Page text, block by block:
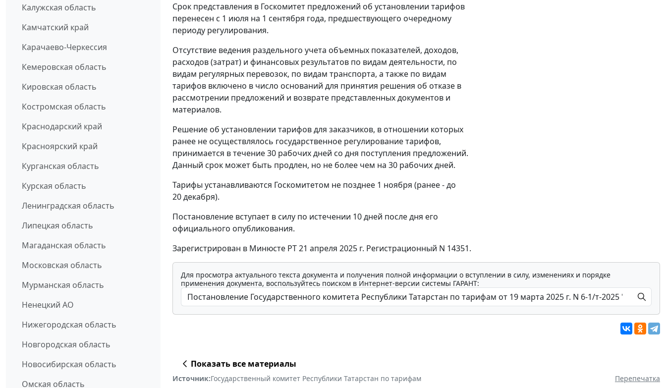
Калужская область
Камчатский край
Карачаево-Черкессия
Кемеровская область
Кировская область
Костромская область
Краснодарский край
Красноярский край
Курганская область
Курская область
Ленинградская область
Липецкая область
Магаданская область
Московская область
Мурманская область
Ненецкий АО
Нижегородская область
Новгородская область
Новосибирская область
Омская область
Срок представления в Госкомитет предложений об установлении тарифов
перенесен с 1 июля на 1 сентября года, предшествующего очередному
периоду регулирования.
Отсутствие ведения раздельного учета объемных показателей, доходов,
расходов (затрат) и финансовых результатов по видам деятельности, по
видам регулярных перевозок, по видам транспорта, а также по видам
тарифов включено в число оснований для принятия решения об отказе в
рассмотрении предложений и возврате представленных документов и
материалов.
Решение об установлении тарифов для заказчиков, в отношении которых
ранее не осуществлялось государственное регулирование тарифов,
принимается в течение 30 рабочих дней со дня поступления предложений.
Данный срок может быть продлен, но не более чем на 30 рабочих дней.
Тарифы устанавливаются Госкомитетом не позднее 1 ноября (ранее - до
20 декабря).
Постановление вступает в силу по истечении 10 дней после дня его
официального опубликования.
Зарегистрирован в Минюсте РТ 21 апреля 2025 г. Регистрационный N 14351.
Для просмотра актуального текста документа и получения полной информации о вступлении в силу, изменениях и порядке
применения документа, воспользуйтесь поиском в Интернет-версии системы ГАРАНТ:
Показать все материалы
Источник:Государственный комитет Республики Татарстан по тарифам Перепечатка